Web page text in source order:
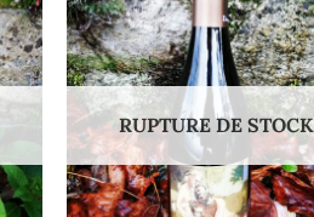
RUPTURE DE STOCK